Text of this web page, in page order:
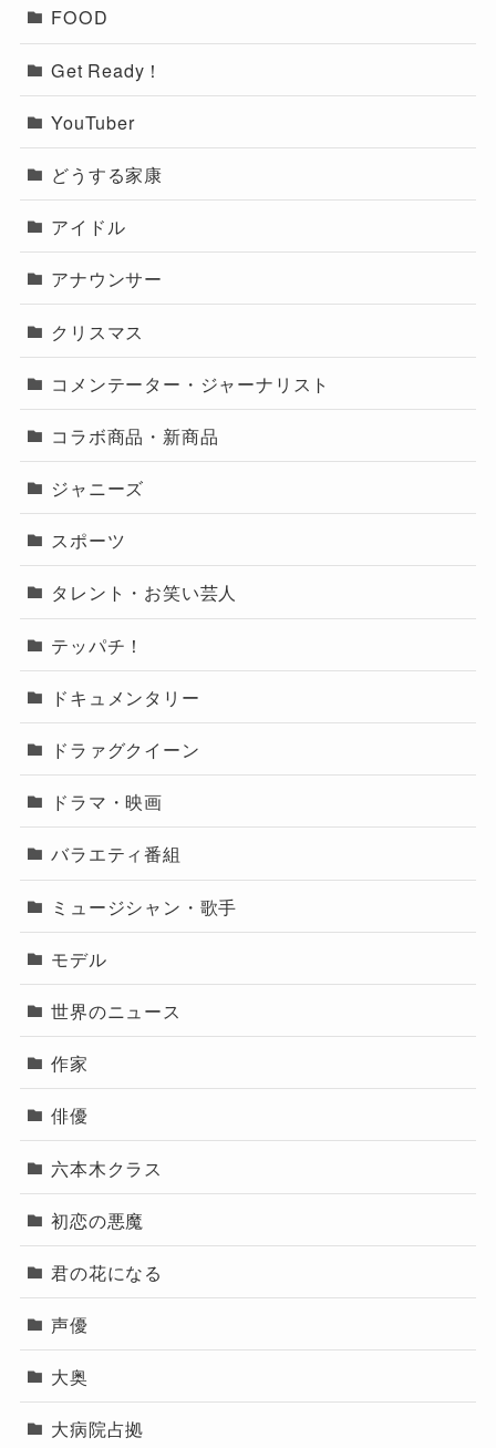
FOOD
Get Ready！
YouTuber
どうする家康
アイドル
アナウンサー
クリスマス
コメンテーター・ジャーナリスト
コラボ商品・新商品
ジャニーズ
スポーツ
タレント・お笑い芸人
テッパチ！
ドキュメンタリー
ドラァグクイーン
ドラマ・映画
バラエティ番組
ミュージシャン・歌手
モデル
世界のニュース
作家
俳優
六本木クラス
初恋の悪魔
君の花になる
声優
大奥
大病院占拠